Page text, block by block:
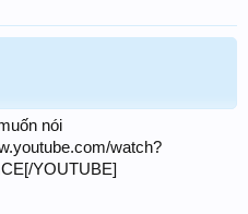
nói
watch?
YOUTUBE]​